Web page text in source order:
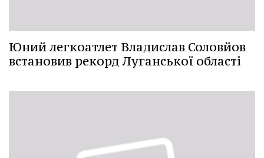
Юний легкоатлет Владислав Соловйов
встановив рекорд Луганської області